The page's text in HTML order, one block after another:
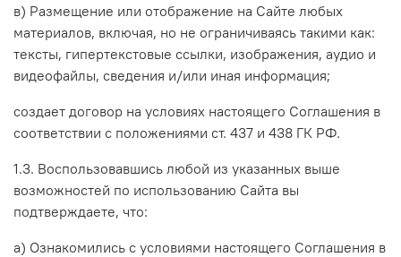
в) Размещение или отображение на Сайте любых
материалов, включая, но не ограничиваясь такими как:
тексты, гипертекстовые ссылки, изображения, аудио и
видеофайлы, сведения и/или иная информация;
создает договор на условиях настоящего Соглашения в
соответствии с положениями ст. 437 и 438 ГК РФ.
1.3. Воспользовавшись любой из указанных выше
возможностей по использованию Сайта вы
подтверждаете, что:
а) Ознакомились с условиями настоящего Соглашения в